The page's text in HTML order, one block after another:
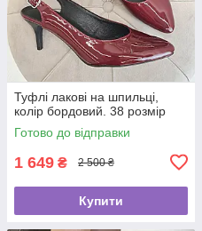
Туфлі лакові на шпильці,
колір бордовий. 38 розмір
Готово до відправки
1 649 ₴ 2 500 ₴
Купити